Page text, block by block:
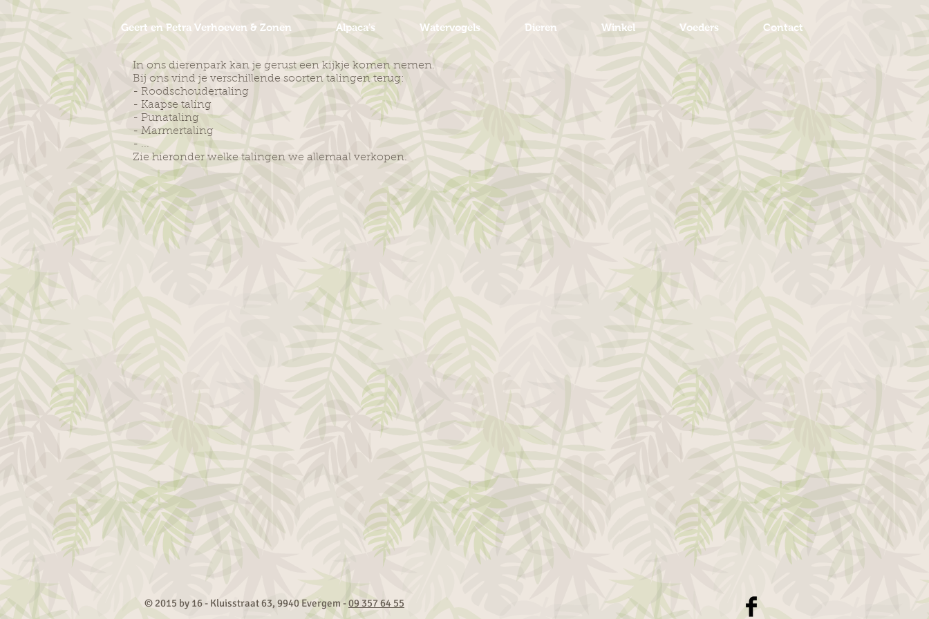
Geert en Petra Verhoeven & Zonen Alpaca's Watervogels Dieren Winkel Voeders Contact
In ons dierenpark kan je gerust een kijkje komen nemen.
Bij ons vind je verschillende soorten talingen terug:
- Roodschoudertaling
- Kaapse taling
- Punataling
- Marmertaling
- ...
Zie hieronder welke talingen we allemaal verkopen.
© 2015 by 16 - Kluisstraat 63, 9940 Evergem -09 357 64 55